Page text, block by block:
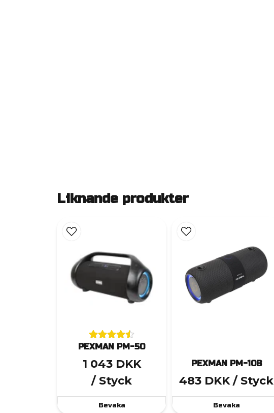
Liknande produkter
PEXMAN PM-50
1 043 DKK
/ Styck
Bevaka
PEXMAN PM-10B
483 DKK / Styck
Bevaka